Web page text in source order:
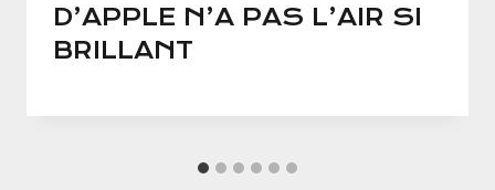
D’APPLE N’A PAS L’AIR SI
BRILLANT